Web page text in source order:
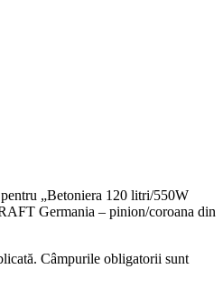
„Betoniera 120 litri/550W
Germania – pinion/coroana din
Câmpurile obligatorii sunt